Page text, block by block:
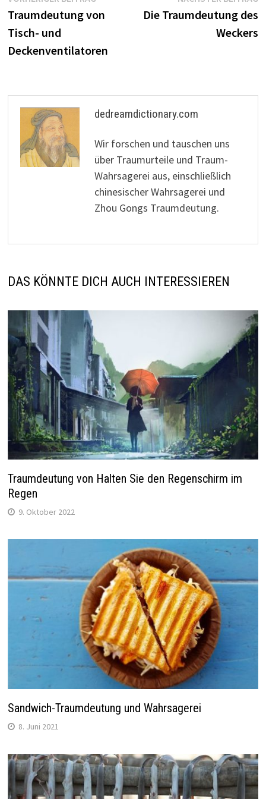
Beitrag:
Traumdeutung von
Tisch- und
Deckenventilatoren
Die Traumdeutung des
Weckers
dedreamdictionary.com
Wir forschen und tauschen uns
über Traumurteile und Traum-
Wahrsagerei aus, einschließlich
chinesischer Wahrsagerei und
Zhou Gongs Traumdeutung.
DAS KÖNNTE DICH AUCH INTERESSIEREN
Traumdeutung von Halten Sie den Regenschirm im
Regen
9. Oktober 2022
Sandwich-Traumdeutung und Wahrsagerei
8. Juni 2021